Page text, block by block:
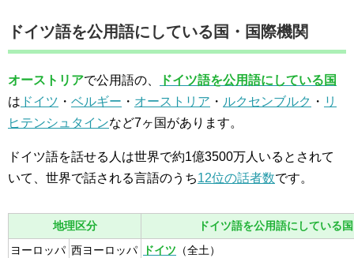
ドイツ語を公用語にしている国・国際機関
オーストリアで公用語の、
ドイツ語を公用語にしている国
は ドイツ ・ ベルギー ・ オーストリア ・ ルクセンブルク ・ リ
ヒテンシュタインなど7ヶ国があります。
ドイツ語を話せる人は世界で約1億3500万人いるとされて
いて、世界で話される言語のうち12位の話者数です。
地理区分 ドイツ語を公用語にしている国
ヨーロッパ 西ヨーロッパ ドイツ （全土）